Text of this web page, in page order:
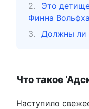
Это
Финна
Должны ли
Что такое
Наступило